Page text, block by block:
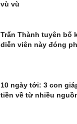
vù vù
Trấn Thành tuyên bố
diễn viên này đóng
10 ngày tới: 3 con
tiền về từ nhiều